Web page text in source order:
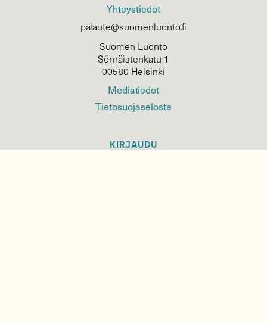
Yhteystiedot
palaute@suomenluonto.fi
Suomen Luonto
Sörnäistenkatu 1
00580 Helsinki
Mediatiedot
Tietosuojaseloste
KIRJAUDU